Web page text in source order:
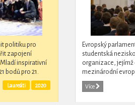
politiku pro
zapojení
inspirativní
bodů pro 21.
body
2020
Laureáti
Evropský
studentská
organizace, jejímž
mezinárodní
mohou studenti
z různých zemí a...
Více